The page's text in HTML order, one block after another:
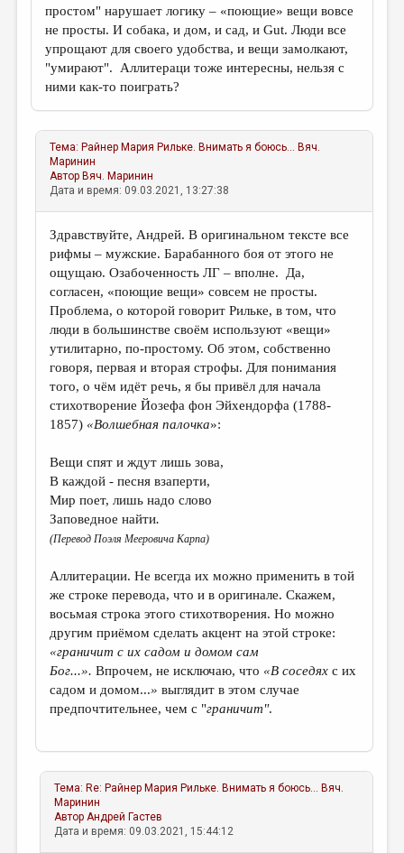
простом" нарушает логику – «поющие» вещи вовсе
не просты. И собака, и дом, и сад, и Gut. Люди все
упрощают для своего удобства, и вещи замолкают,
"умирают". Аллитераци тоже интересны, нельзя с
ними как-то поиграть?
Тема: Райнер Мария Рильке. Внимать я боюсь... Вяч.
Маринин
Автор Вяч. Маринин
Дата и время: 09.03.2021, 13:27:38
Здравствуйте, Андрей. В оригинальном тексте все
рифмы – мужские. Барабанного боя от этого не
ощущаю. Озабоченность ЛГ – вполне. Да,
согласен, «поющие вещи» совсем не просты.
Проблема, о которой говорит Рильке, в том, что
люди в большинстве своём используют «вещи»
утилитарно, по-простому. Об этом, собственно
говоря, первая и вторая строфы. Для понимания
того, о чём идёт речь, я бы привёл для начала
стихотворение Йозефа фон Эйхендорфа (1788-
1857) «Волшебная палочка»:
Вещи спят и ждут лишь зова,
В каждой - песня взаперти,
Мир поет, лишь надо слово
Заповедное найти.
(Перевод Поэля Мееровича Карпа)
Аллитерации. Не всегда их можно применить в той
же строке перевода, что и в оригинале. Скажем,
восьмая строка этого стихотворения. Но можно
другим приёмом сделать акцент на этой строке:
«граничит с их садом и домом сам
Бог...».Впрочем, не исключаю, что «В соседях с их
садом и домом...» выглядит в этом случае
предпочтительнее, чем с "граничит".
Тема: Re: Райнер Мария Рильке. Внимать я боюсь... Вяч.
Маринин
АвторАндрей Гастев
Дата и время: 09.03.2021, 15:44:12